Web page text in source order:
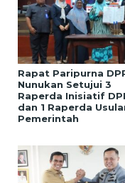
Rapat Paripurna
Nunukan Setujui 3
Raperda Inisiatif
dan 1 Raperda
Pemerintah